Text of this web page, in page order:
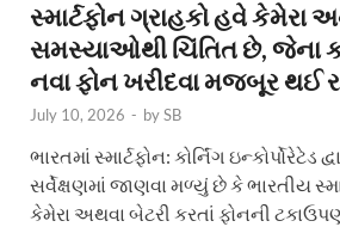
સ્માર્ટફોન ગ્રાહકો હવે કેમેરા
સમસ્યાઓથી ચિંતિત છે, જેના
નવા ફોન ખરીદવા મજબૂર થઈ
July 10, 2026 - bySB
ભારતમાં સ્માર્ટફોન: કોર્નિંગ ઇન્કોર્પોરેટેડ
સર્વેક્ષણમાં જાણવા મળ્યું છે કે ભારતીય
કેમેરા અથવા બેટરી કરતાં ફોનની